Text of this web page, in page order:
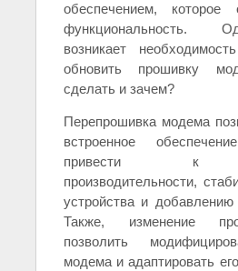
обеспечением, которое
функциональность.
возникает
обновить прошивку
сделать и зачем?
Перепрошивка модема
встроенное
привести к
производительности,
устройства и
Также, изменение
позволить
модема и адаптировать